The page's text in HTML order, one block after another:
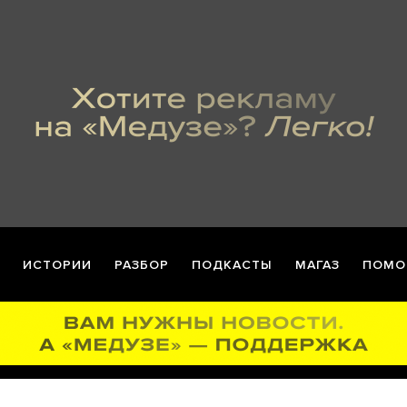
ИСТОРИИ РАЗБОР ПОДКАСТЫ МАГАЗ